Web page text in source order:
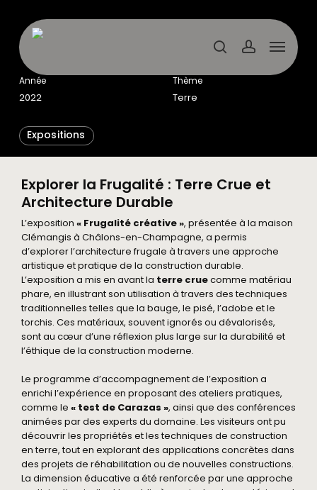
main
content
searchaccount
Menu
Année
2022
Thème
Terre
Expositions
Explorer la Frugalité : Terre Crue et
Architecture Durable
L’exposition « Frugalité créative », présentée à la maison
Clémangis à Châlons-en-Champagne, a permis
d’explorer l’architecture frugale à travers une approche
artistique et pratique de la construction durable.
L’exposition a mis en avant la terre cruecomme matériau
phare, en illustrant son utilisation à travers des techniques
traditionnelles telles que la bauge, le pisé, l’adobe et le
torchis. Ces matériaux, souvent ignorés ou dévalorisés,
sont au cœur d’une réflexion plus large sur la durabilité et
l’éthique de la construction moderne.
Le programme d’accompagnement de l’exposition a
enrichi l’expérience en proposant des ateliers pratiques,
comme le « test de Carazas », ainsi que des conférences
animées par des experts du domaine. Les visiteurs ont pu
découvrir les propriétés et les techniques de construction
en terre, tout en explorant des applications concrètes dans
des projets de réhabilitation ou de nouvelles constructions.
La dimension éducative a été renforcée par une approche